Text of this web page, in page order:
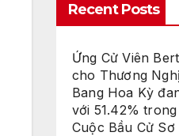
Recent Posts
Ứng Cử Viên
cho Thương
Bang Hoa Kỳ
với 51.42%
Cuộc Bầu Cử